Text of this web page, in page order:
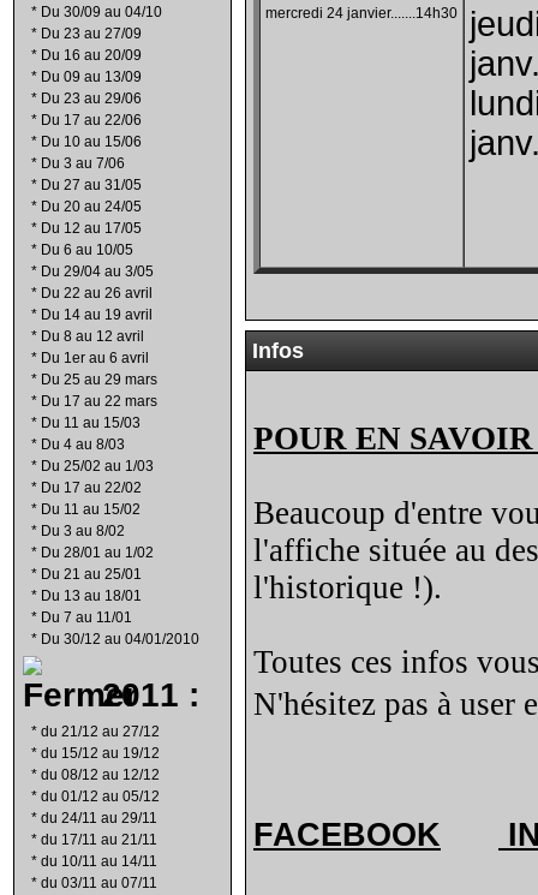
* Du 30/09 au 04/10
* Du 23 au 27/09
* Du 16 au 20/09
* Du 09 au 13/09
* Du 23 au 29/06
* Du 17 au 22/06
* Du 10 au 15/06
* Du 3 au 7/06
* Du 27 au 31/05
* Du 20 au 24/05
* Du 12 au 17/05
* Du 6 au 10/05
* Du 29/04 au 3/05
* Du 22 au 26 avril
* Du 14 au 19 avril
* Du 8 au 12 avril
* Du 1er au 6 avril
* Du 25 au 29 mars
* Du 17 au 22 mars
* Du 11 au 15/03
* Du 4 au 8/03
* Du 25/02 au 1/03
* Du 17 au 22/02
* Du 11 au 15/02
* Du 3 au 8/02
* Du 28/01 au 1/02
* Du 21 au 25/01
* Du 13 au 18/01
* Du 7 au 11/01
* Du 30/12 au 04/01/2010
2011 :
* du 21/12 au 27/12
* du 15/12 au 19/12
* du 08/12 au 12/12
* du 01/12 au 05/12
* du 24/11 au 29/11
* du 17/11 au 21/11
* du 10/11 au 14/11
* du 03/11 au 07/11
mercredi 24 janvier.......14h30
Infos
POUR EN
Beaucoup d'entre
l'affiche située au
l'historique !).
Toutes ces infos
N'hésitez pas à user
FACEBOOK